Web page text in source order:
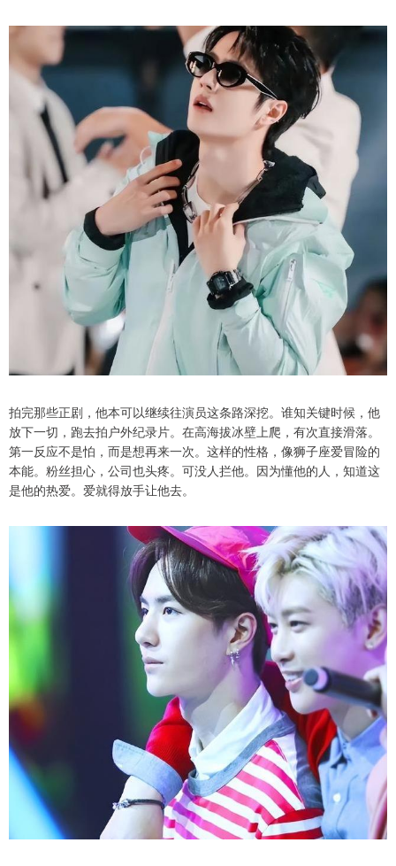
拍完那些正剧，他本可以继续往演员这条路深挖。谁知关键时候，他
放下一切，跑去拍户外纪录片。在高海拔冰壁上爬，有次直接滑落。
第一反应不是怕，而是想再来一次。这样的性格，像狮子座爱冒险的
本能。粉丝担心，公司也头疼。可没人拦他。因为懂他的人，知道这
是他的热爱。爱就得放手让他去。